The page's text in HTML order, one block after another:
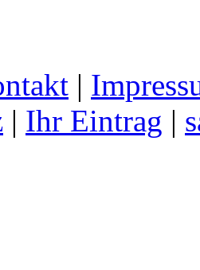
|
| Ihr Eintrag |